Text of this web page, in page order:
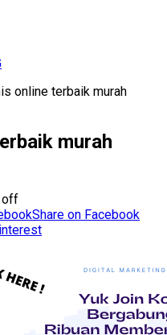
online terbaik murah
murah
off
Share on Facebook